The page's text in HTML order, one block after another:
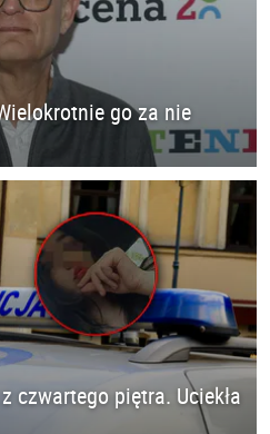
go za nie
czwartego piętra. Uciekła